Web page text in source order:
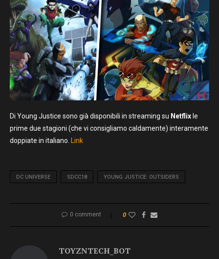
Di Young Justice sono già disponibili in streaming su Netflix le
prime due stagioni (che vi consigliamo caldamente) interamente
doppiate in italiano. Link
DC UNIVERSE SDCC18 YOUNG JUSTICE: OUTSIDERS
0 comment 0
TOYZNTECH_BOT